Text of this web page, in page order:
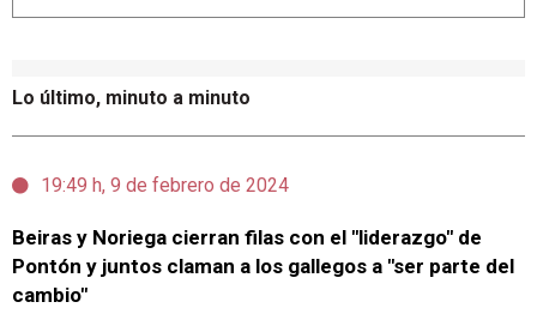
Lo último, minuto a minuto
19:49 h, 9 de febrero de 2024
Beiras y Noriega cierran filas con el "liderazgo" de
Pontón y juntos claman a los gallegos a "ser parte del
cambio"